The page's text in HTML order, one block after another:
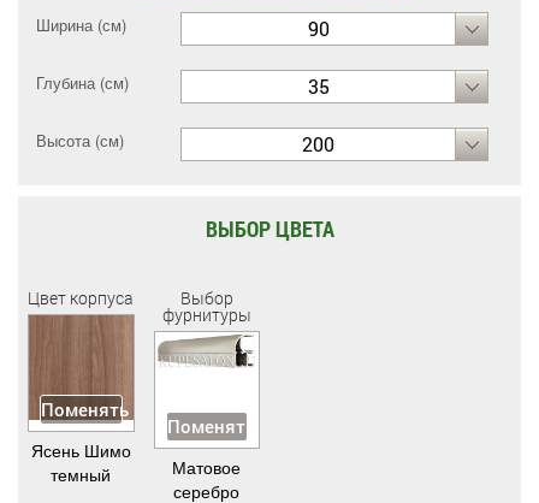
Ширина (см) 90
Глубина (см) 35
Высота (см) 200
ВЫБОР ЦВЕТА
Цвет корпуса
Поменять
Ясень Шимо
темный
Выбор
фурнитуры
Поменять
Матовое
серебро